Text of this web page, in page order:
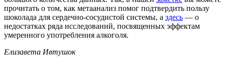
прочитать о том, как метаанализ помог подтвердить пользу
шоколада для сердечно-сосудистой системы, а здесь — о
недостатках ряда исследований, посвященных эффектам
умеренного употребления алкоголя.
Елизавета Ивтушок